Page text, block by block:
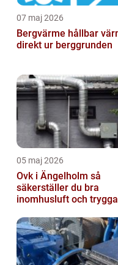
07 maj 2026
Bergvärme hållbar värme
direkt ur berggrunden
05 maj 2026
Ovk i Ängelholm så
säkerställer du bra
inomhusluft och trygga